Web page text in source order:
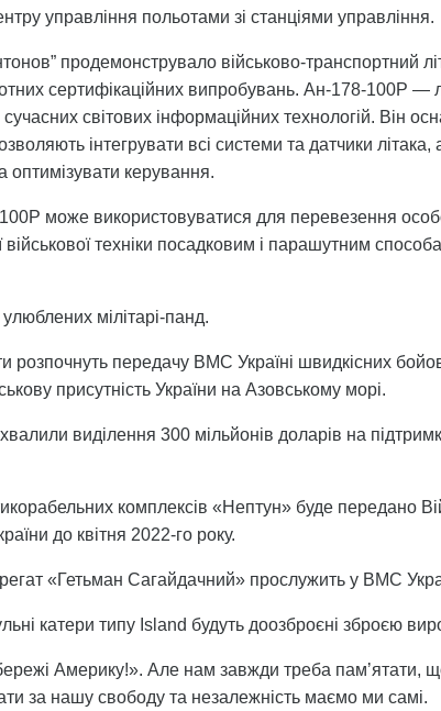
управління польотами зі станціями управління.
продемонструвало військово-транспортний
сертифікаційних випробувань. Ан-178-100Р —
світових інформаційних технологій. Він
інтегрувати всі системи та датчики літака,
оптимізувати керування.
може використовуватися для перевезення
техніки посадковим і парашутним
мілітарі-панд.
розпочнуть передачу ВМС Україні швидкісних
присутність України на Азовському морі.
виділення 300 мільйонів доларів на
комплексів «Нептун» буде передано
до квітня 2022-го року.
«Гетьман Сагайдачний» прослужить у ВМС
катери типу Island будуть доозброєні зброєю
Америку!». Але нам завжди треба
за нашу свободу та незалежність маємо ми самі.